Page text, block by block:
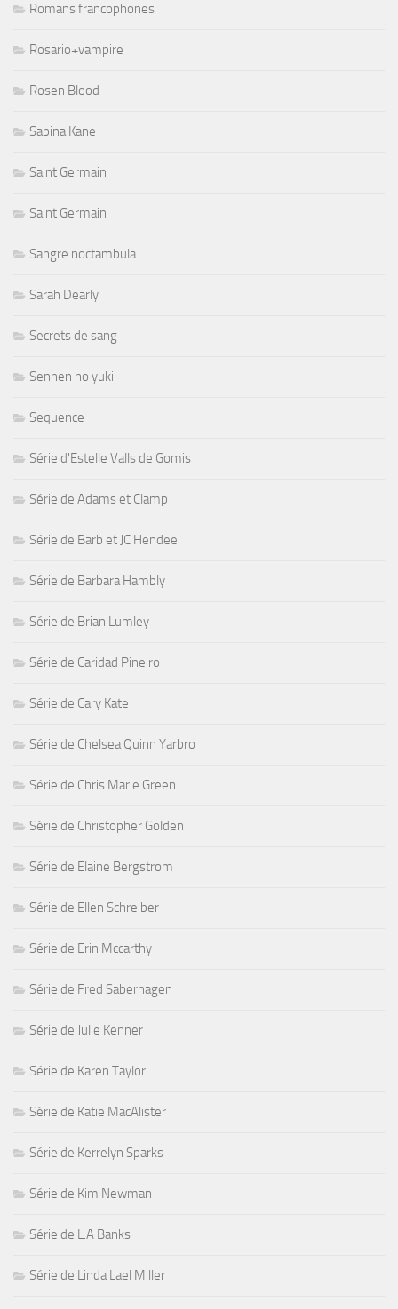
Romans francophones
Rosario+vampire
Rosen Blood
Sabina Kane
Saint Germain
Saint Germain
Sangre noctambula
Sarah Dearly
Secrets de sang
Sennen no yuki
Sequence
Série d'Estelle Valls de Gomis
Série de Adams et Clamp
Série de Barb et JC Hendee
Série de Barbara Hambly
Série de Brian Lumley
Série de Caridad Pineiro
Série de Cary Kate
Série de Chelsea Quinn Yarbro
Série de Chris Marie Green
Série de Christopher Golden
Série de Elaine Bergstrom
Série de Ellen Schreiber
Série de Erin Mccarthy
Série de Fred Saberhagen
Série de Julie Kenner
Série de Karen Taylor
Série de Katie MacAlister
Série de Kerrelyn Sparks
Série de Kim Newman
Série de L.A Banks
Série de Linda Lael Miller